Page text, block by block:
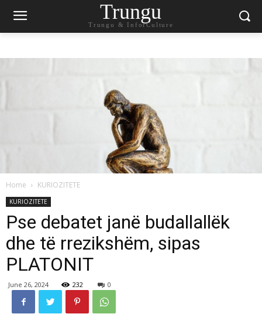
Trungu
Trungu & InforCulture
Home KURIOZITETE
KURIOZITETE
Pse debatet janë budallallëk
dhe të rrezikshëm, sipas
PLATONIT
June 26, 2024 232 0